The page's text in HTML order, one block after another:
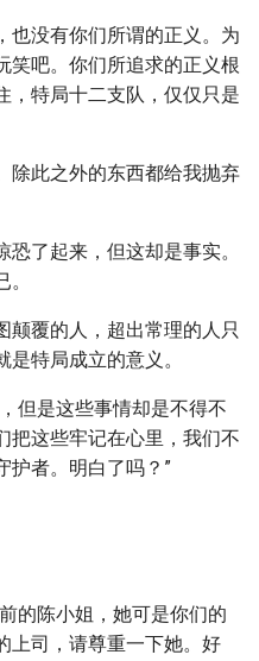
也没有你们所谓的正义。为
笑吧。你们所追求的正义根
，特局十二支队，仅仅只是
除此之外的东西都给我抛弃
了起来，但这却是事实。
颠覆的人，超出常理的人只
特局成立的意义。
但是这些事情却是不得不
把这些牢记在心里，我们不
护者。明白了吗？”
的陈小姐，她可是你们的
上司，请尊重一下她。好